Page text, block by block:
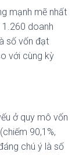
mạnh mẽ nhất
1.260 doanh
số vốn đạt
với cùng kỳ
ở quy mô vốn
90,1%,
chú ý là số